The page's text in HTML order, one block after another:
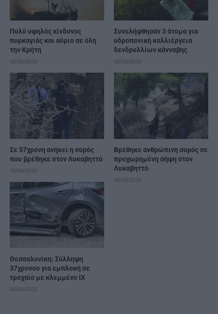
Πολύ υψηλός κίνδυνος
πυρκαγιάς και αύριο σε όλη
την Κρήτη
08/08/2026
Συνελήφθησαν 3 άτομα για
υδροπονική καλλιέργεια
δενδρυλλίων κάνναβης
08/08/2026
Σε 57χρονη ανήκει η σορός
που βρέθηκε στον Λυκαβηττό
08/08/2026
Βρέθηκε ανθρώπινη σορός σε
προχωρημένη σήψη στον
Λυκαβηττό
08/08/2026
Θεσσαλονίκη: Σύλληψη
37χρονου για εμπλοκή σε
τροχαίο με κλεμμένο ΙΧ
08/08/2026